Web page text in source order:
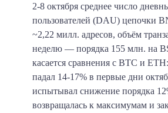
2-8 октября среднее число
пользователей (DAU) цепочки
~2,22 милл. адресов, объём
неделю — порядка 155 млн. на
касается сравнения с BTC и
падал 14-17% в первые дни
испытывал снижение порядка
возвращалась к максимумам и